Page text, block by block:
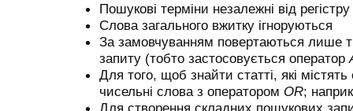
Пошукові терміни незалежні від регістру
Слова загального вжитку ігноруються
За замовчуванням повертаються лише ті
запиту (тобто застосовується оператор
Для того, щоб знайти статті, які
чисельні слова з оператором OR;